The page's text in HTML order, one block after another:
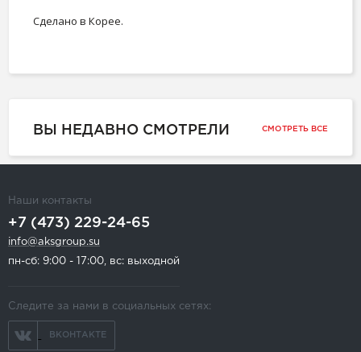
Сделано в Корее.
ВЫ НЕДАВНО СМОТРЕЛИ СМОТРЕТЬ ВСЕ
Наши контакты
+7 (473) 229-24-65
info@aksgroup.su
пн-сб: 9:00 - 17:00, вс: выходной
Следите за нами в социальных сетях:
ВКОНТАКТЕ